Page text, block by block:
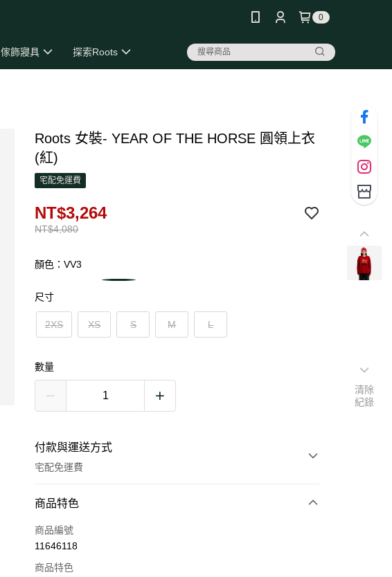
0
傢飾寢具 探索Roots
Roots 女裝- YEAR OF THE HORSE 圓領上衣
(紅)
宅配免運費
NT$4,080
NT$3,264
顏色：VV3
尺寸
2XS XS S M L
數量
付款與運送方式
宅配免運費
付款方式
信用卡一次付款
商品特色
商品編號
11646118
商品特色
清除
紀錄